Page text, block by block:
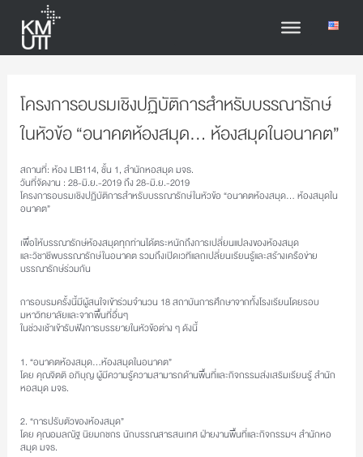
โครงการอบรมเชิงปฏิบัติการสำหรับบรรณารักษ์
ในหัวข้อ “อนาคตห้องสมุด… ห้องสมุดในอนาคต”
สถานที่: ห้อง LIB114, ชั้น 1, สำนักหอสมุด มจธ.
วันที่จัดงาน : 28-มิ.ย.-2019 ถึง 28-มิ.ย.-2019
โครงการอบรมเชิงปฏิบัติการสำหรับบรรณารักษ์ในหัวข้อ “อนาคตห้องสมุด… ห้องสมุดใน
อนาคต”
เพื่อให้บรรณารักษ์ห้องสมุดทุกท่านได้ตระหนักถึงการเปลี่ยนแปลงของห้องสมุด
และวิชาชีพบรรณารักษ์ในอนาคต รวมถึงเปิดเวทีแลกเปลี่ยนเรียนรู้และสร้างเครือข่าย
บรรณารักษ์ร่วมกัน
การอบรมครั้งนี้มีผู้สนใจเข้าร่วมจำนวน 18 สถาบันการศึกษาจากทั้งโรงเรียนโดยรอบ
มหาวิทยาลัยและจากพื้นที่อื่นๆ
ในช่วงเช้าเข้ารับฟังการบรรยายในหัวข้อต่าง ๆ ดังนี้
1. “อนาคตห้องสมุด…ห้องสมุดในอนาคต”
โดย คุณจิตติ อภิบุญ ผู้มีความรู้ความสามารถด้านพื้นที่และกิจกรรมส่งเสริมเรียนรู้ สำนัก
หอสมุด มจธ.
2. “การปรับตัวของห้องสมุด”
โดย คุณอมลณัฐ นิยมกชกร นักบรรณสารสนเทศ ฝ่ายงานพื้นที่และกิจกรรมฯ สำนักหอ
สมุด มจธ.